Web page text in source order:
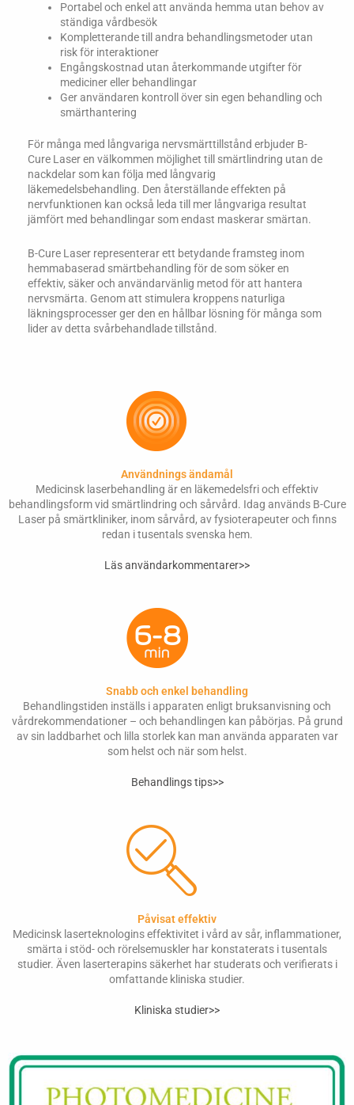
Portabel och enkel att använda hemma utan behov av
ständiga vårdbesök
Kompletterande till andra behandlingsmetoder utan
risk för interaktioner
Engångskostnad utan återkommande utgifter för
mediciner eller behandlingar
Ger användaren kontroll över sin egen behandling och
smärthantering
För många med långvariga nervsmärttillstånd erbjuder B-
Cure Laser en välkommen möjlighet till smärtlindring utan de
nackdelar som kan följa med långvarig
läkemedelsbehandling. Den återställande effekten på
nervfunktionen kan också leda till mer långvariga resultat
jämfört med behandlingar som endast maskerar smärtan.
B-Cure Laser representerar ett betydande framsteg inom
hemmabaserad smärtbehandling för de som söker en
effektiv, säker och användarvänlig metod för att hantera
nervsmärta. Genom att stimulera kroppens naturliga
läkningsprocesser ger den en hållbar lösning för många som
lider av detta svårbehandlade tillstånd.
Användnings ändamål
Medicinsk laserbehandling är en läkemedelsfri och effektiv
behandlingsform vid smärtlindring och sårvård. Idag används B-Cure
Laser på smärtkliniker, inom sårvård, av fysioterapeuter och finns
redan i tusentals svenska hem.
Läs användarkommentarer>>
Snabb och enkel behandling
Behandlingstiden inställs i apparaten enligt bruksanvisning och
vårdrekommendationer – och behandlingen kan påbörjas. På grund
av sin laddbarhet och lilla storlek kan man använda apparaten var
som helst och när som helst.
Behandlings tips>>
Påvisat effektiv
Medicinsk laserteknologins effektivitet i vård av sår, inflammationer,
smärta i stöd- och rörelsemuskler har konstaterats i tusentals
studier. Även laserterapins säkerhet har studerats och verifierats i
omfattande kliniska studier.
Kliniska studier>>